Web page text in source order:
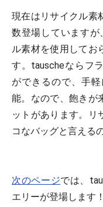
現在はリサイクル素
数登場していますが
ル素材を使用してお
す。tauscheならフ
ができるので、手
能。なので、飽きが
ットがあります。リ
コなバッグと言える
次のページでは、
エリーが登場します！